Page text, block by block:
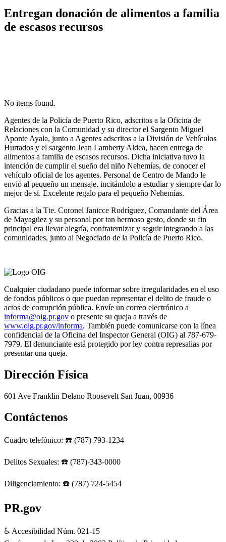
Entregan donación de alimentos a familia
de escasos recursos
No items found.
Agentes de la Policía de Puerto Rico, adscritos a la Oficina de
Relaciones con la Comunidad y su director el Sargento Miguel
Aponte Ayala, junto a Agentes adscritos a la División de Vehículos
Hurtados y el sargento Jean Lamberty Aldea, hacen entrega de
alimentos a familia de escasos recursos. Dicha iniciativa tuvo la
intención de cumplir el sueño del niño Nehemías, de conocer el
vehículo oficial de los agentes. Personal de Centro de Mando le
envió al pequeño un mensaje, incitándolo a estudiar y siempre dar lo
mejor de sí. Excelente regalo para el pequeño Nehemías.
Gracias a la Tte. Coronel Janicce Rodríguez, Comandante del Área
de Mayagüez y su personal por tan hermoso gesto, donde su fin
principal era llevar alegría, confraternizar y seguir integrando a las
comunidades, junto al Negociado de la Policía de Puerto Rico.
Cualquier ciudadano puede informar sobre irregularidades en el uso
de fondos públicos o que puedan representar el delito de fraude o
actos de corrupción pública. Envíe un correo electrónico a
informa@oig.pr.gov o presente su queja a través de
www.oig.pr.gov/informa. También puede comunicarse con la línea
confidencial de la Oficina del Inspector General (OIG) al 787-679-
7979. El denunciante está protegido por ley contra represalias por
presentar una queja.
Dirección Física
601 Ave Franklin Delano Roosevelt San Juan, 00936
Contáctenos
Cuadro telefónico: ☎️ (787) 793-1234
Delitos Sexuales: ☎️ (787)-343-0000
Diligenciamiento: ☎️ (787) 724-5454
PR.gov
♿ Accesibilidad Núm. 021-15